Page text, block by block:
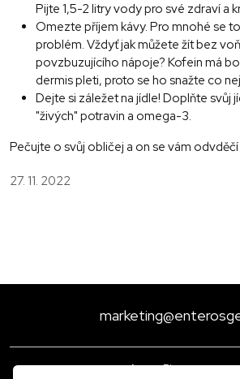
Pijte 1,5-2 litry vody pro své zdraví a
Omezte příjem kávy. Pro mnohé se
problém. Vždyť jak můžete žít bez
povzbuzujícího nápoje? Kofein má
dermis pleti, proto se ho snažte co
Dejte si záležet na jídle! Doplňte svůj
"živých" potravin a omega-3.
Pečujte o svůj obličej a on se vám
27. 11. 2022
Asure Pharma s.r.o.,